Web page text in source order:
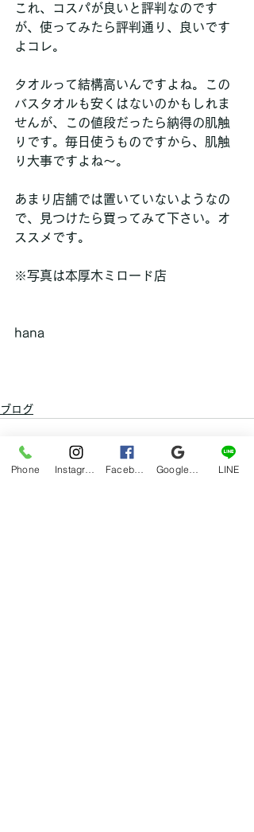
これ、コスパが良いと評判なのです
が、使ってみたら評判通り、良いです
よコレ。
タオルって結構高いんですよね。この
バスタオルも安くはないのかもしれま
せんが、この値段だったら納得の肌触
りです。毎日使うものですから、肌触
り大事ですよね〜。
あまり店舗では置いていないようなの
で、見つけたら買ってみて下さい。オ
ススメです。
※写真は本厚木ミロード店
hana
ブログ
Phone LINE